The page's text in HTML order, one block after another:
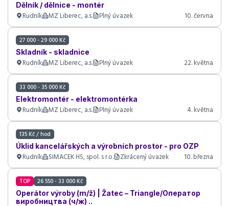
Dělník / dělnice - montér
Rudník MZ Liberec, a.s. Plný úvazek 10. června
27 000 - 29 000 Kč
Skladník - skladnice
Rudník MZ Liberec, a.s. Plný úvazek 22. května
33 000 - 35 000 Kč
Elektromontér - elektromontérka
Rudník MZ Liberec, a.s. Plný úvazek 4. května
135 Kč / hod
Úklid kancelářských a výrobních prostor - pro OZP
Rudník SIMACEK HS, spol. s r.o. Zkrácený úvazek 10. března
TOP 26 550 - 33 000 Kč
Operátor výroby (m/ž) | Žatec – Triangle/Оператор
виробництва (ч/ж) ..